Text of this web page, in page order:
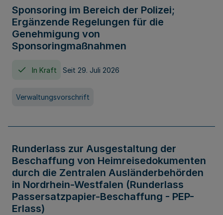
Sponsoring im Bereich der Polizei;
Ergänzende Regelungen für die
Genehmigung von
Sponsoringmaßnahmen
In Kraft Seit 29. Juli 2026
Verwaltungsvorschrift
Runderlass zur Ausgestaltung der
Beschaffung von Heimreisedokumenten
durch die Zentralen Ausländerbehörden
in Nordrhein-Westfalen (Runderlass
Passersatzpapier-Beschaffung - PEP-
Erlass)